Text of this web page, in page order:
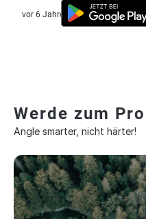
vor 6 Jahre
Werde zum
Angle smarter, nicht härter!